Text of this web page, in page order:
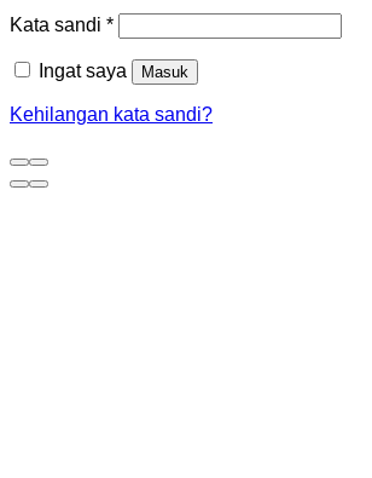
Kata sandi *
Ingat saya Masuk
Kehilangan kata sandi?